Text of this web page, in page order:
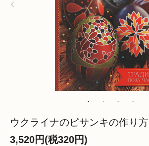
ウクライナのピサンキの作り方
3,520円(税320円)